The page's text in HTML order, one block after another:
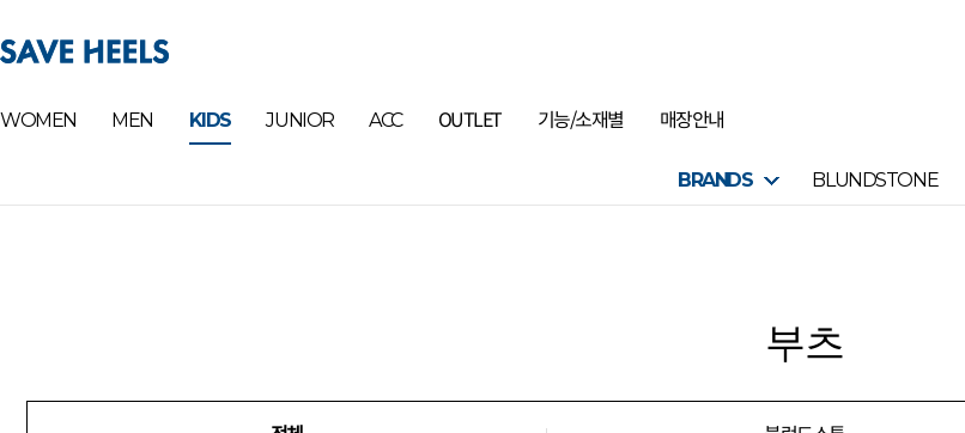
WOMEN MEN KIDS JUNIOR ACC OUTLET 기능/소재별 매장안내
BRANDS BLUNDSTONE
부츠